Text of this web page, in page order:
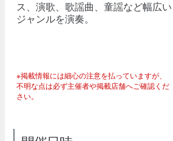
ス、演歌、歌謡曲、童謡など幅広い
ジャンルを演奏。
※掲載情報には細心の注意を払っていますが、
不明な点は必ず主催者や掲載店舗へご確認くだ
さい。